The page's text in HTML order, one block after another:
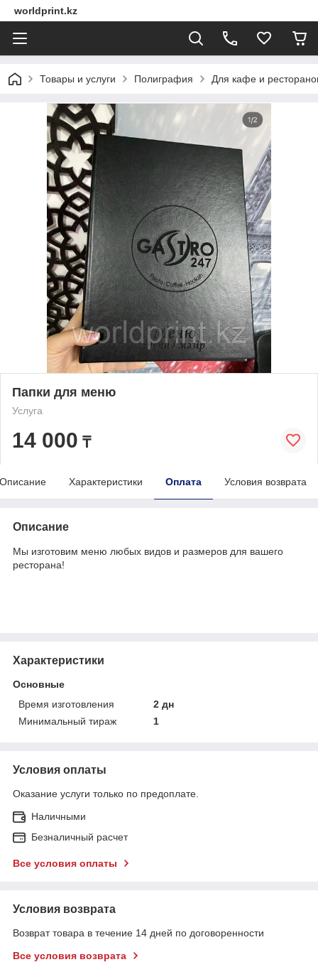
worldprint.kz
Товары и услуги Полиграфия Для кафе и
Папки для меню
Услуга
14 000 ₸
Описание Характеристики Оплата Условия возврата
Описание
Мы изготовим меню любых видов и размеров для вашего
ресторана!
Характеристики
Основные
Время изготовления
2 дн
Минимальный тираж
1
Условия оплаты
Оказание услуги только по предоплате.
Наличными
Безналичный расчет
Все условия оплаты
Условия возврата
Возврат товара в течение 14 дней по договоренности
Все условия возврата